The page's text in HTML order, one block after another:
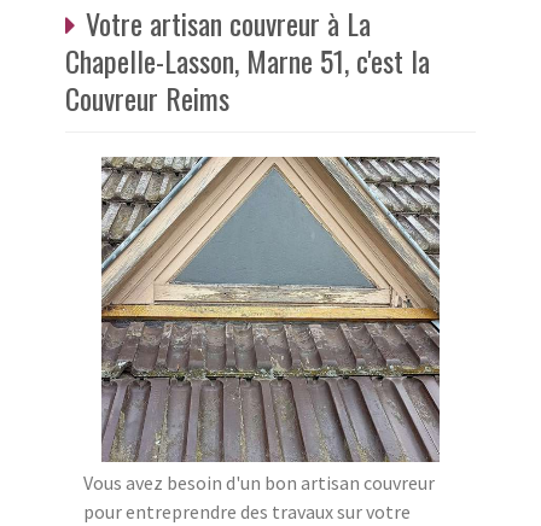
Votre artisan couvreur à La
Chapelle-Lasson, Marne 51, c'est la
Couvreur Reims
Vous avez besoin d'un bon artisan couvreur
pour entreprendre des travaux sur votre